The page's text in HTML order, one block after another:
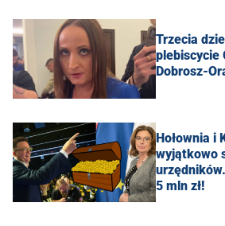
Trzecia
plebiscycie
Dobrosz-
Hołownia i
wyjątkowo
5 mln zł!